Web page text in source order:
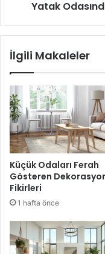
istedikleri gibi
amaçlarına
aydınlık
çok şık ve
Yatak
İlgili Makaleler
Küçük Odaları Ferah
Gösteren
Fikirleri
1 hafta önce